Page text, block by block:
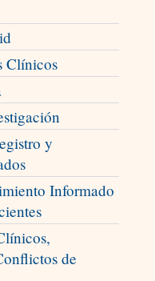
Clínicos
y
Informado
de